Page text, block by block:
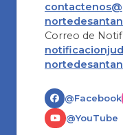
Correo de
@Facebook
@YouTube